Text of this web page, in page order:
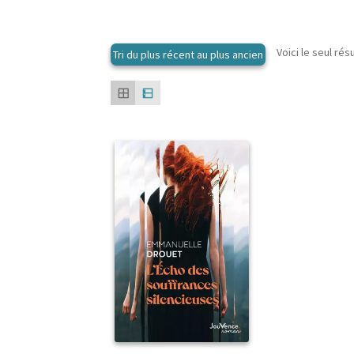
Voici le seul